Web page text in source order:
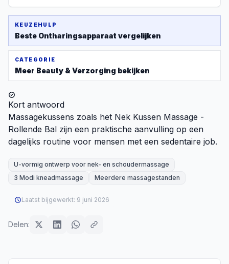
KEUZEHULP
Beste Ontharingsapparaat vergelijken
CATEGORIE
Meer Beauty & Verzorging bekijken
Kort antwoord
Massagekussens zoals het Nek Kussen Massage -
Rollende Bal zijn een praktische aanvulling op een
dagelijks routine voor mensen met een sedentaire job.
U-vormig ontwerp voor nek- en schoudermassage
3 Modi kneadmassage
Meerdere massagestanden
Laatst bijgewerkt: 9 juni 2026
Delen: